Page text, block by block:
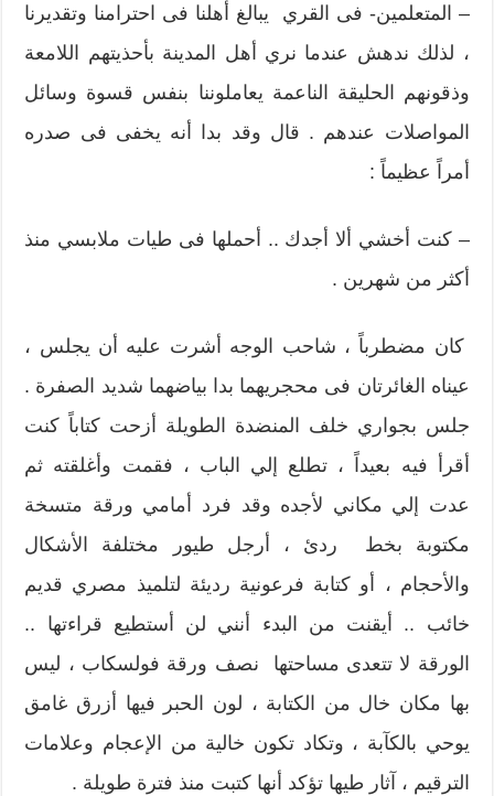
– المتعلمين- فى القري يبالغ أهلنا فى احترامنا وتقديرنا
، لذلك ندهش عندما نري أهل المدينة بأحذيتهم اللامعة
وذقونهم الحليقة الناعمة يعاملوننا بنفس قسوة وسائل
المواصلات عندهم . قال وقد بدا أنه يخفى فى صدره
أمراً عظيماً :
– كنت أخشي ألا أجدك .. أحملها فى طيات ملابسي منذ
أكثر من شهرين .
كان مضطرباً ، شاحب الوجه أشرت عليه أن يجلس ،
عيناه الغائرتان فى محجريهما بدا بياضهما شديد الصفرة .
جلس بجواري خلف المنضدة الطويلة أزحت كتاباً كنت
أقرأ فيه بعيداً ، تطلع إلي الباب ، فقمت وأغلقته ثم
عدت إلي مكاني لأجده وقد فرد أمامي ورقة متسخة
مكتوبة بخط ردئ ، أرجل طيور مختلفة الأشكال
والأحجام ، أو كتابة فرعونية رديئة لتلميذ مصري قديم
خائب .. أيقنت من البدء أنني لن أستطيع قراءتها ..
الورقة لا تتعدى مساحتها نصف ورقة فولسكاب ، ليس
بها مكان خال من الكتابة ، لون الحبر فيها أزرق غامق
يوحي بالكآبة ، وتكاد تكون خالية من الإعجام وعلامات
الترقيم ، آثار طيها تؤكد أنها كتبت منذ فترة طويلة .